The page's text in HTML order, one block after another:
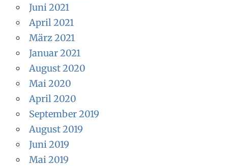
Juni 2021
April 2021
März 2021
Januar 2021
August 2020
Mai 2020
April 2020
September 2019
August 2019
Juni 2019
Mai 2019